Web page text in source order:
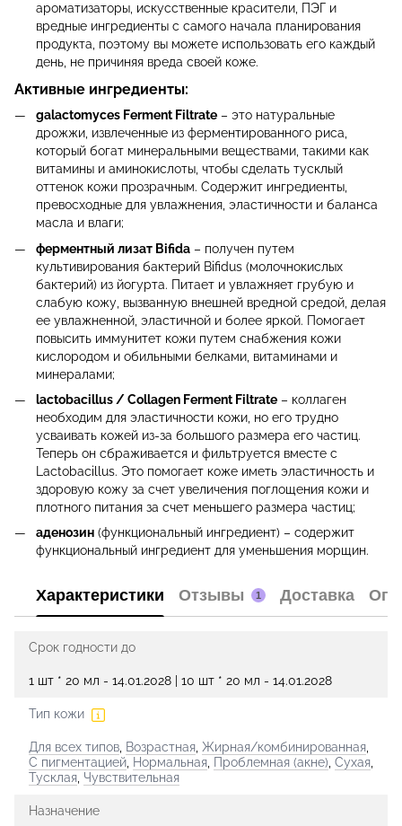
ароматизаторы, искусственные красители, ПЭГ и
вредные ингредиенты с самого начала планирования
продукта, поэтому вы можете использовать его каждый
день, не причиняя вреда своей коже.
Активные ингредиенты:
galactomyces Ferment Filtrate – это натуральные
дрожжи, извлеченные из ферментированного риса,
который богат минеральными веществами, такими как
витамины и аминокислоты, чтобы сделать тусклый
оттенок кожи прозрачным. Содержит ингредиенты,
превосходные для увлажнения, эластичности и баланса
масла и влаги;
ферментный лизат Bifida – получен путем
культивирования бактерий Bifidus (молочнокислых
бактерий) из йогурта. Питает и увлажняет грубую и
слабую кожу, вызванную внешней вредной средой, делая
ее увлажненной, эластичной и более яркой. Помогает
повысить иммунитет кожи путем снабжения кожи
кислородом и обильными белками, витаминами и
минералами;
lactobacillus / Collagen Ferment Filtrate – коллаген
необходим для эластичности кожи, но его трудно
усваивать кожей из-за большого размера его частиц.
Теперь он сбраживается и фильтруется вместе с
Lactobacillus. Это помогает коже иметь эластичность и
здоровую кожу за счет увеличения поглощения кожи и
плотного питания за счет меньшего размера частиц;
аденозин (функциональный ингредиент) – содержит
функциональный ингредиент для уменьшения морщин.
Характеристики Отзывы 1 Доставка
Срок годности до
1 шт * 20 мл - 14.01.2028 | 10 шт * 20 мл - 14.01.2028
Тип кожи
Для всех типов, Возрастная, Жирная/комбинированная,
С пигментацией, Нормальная, Проблемная (акне), Сухая,
Тусклая, Чувствительная
Назначение